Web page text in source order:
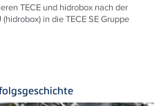
TECE und hidrobox nach der
in die TECE SE Gruppe